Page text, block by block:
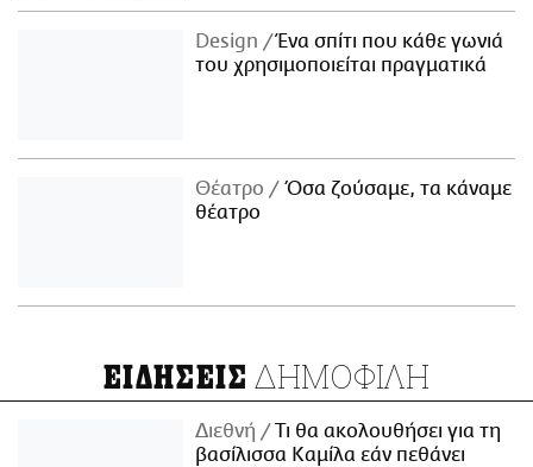
Design
Ένα σπίτι που κάθε γωνιά
του χρησιμοποιείται πραγματικά
Θέατρο
Όσα ζούσαμε, τα κάναμε
θέατρο
ΕΙΔΗΣΕΙΣ ΔΗΜΟΦΙΛΗ
Διεθνή
Τι θα ακολουθήσει για τη
βασίλισσα Καμίλα εάν πεθάνει